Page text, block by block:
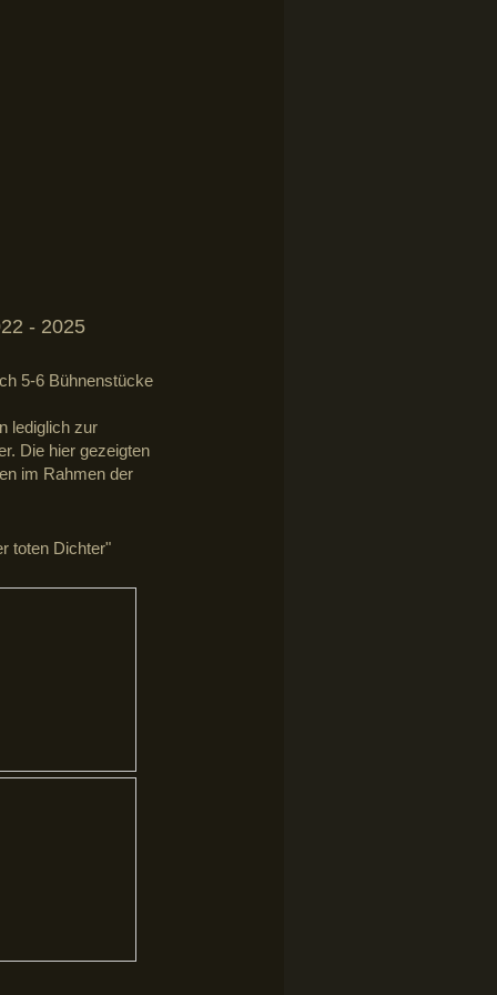
- 2025
5-6 Bühnenstücke
lediglich zur
Die hier gezeigten
im Rahmen der
toten Dichter"